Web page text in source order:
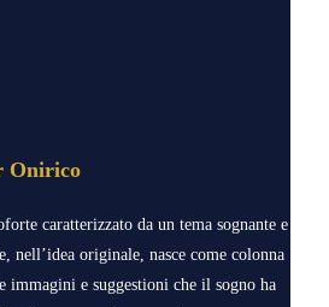
Onirico
caratterizzato da un tema sognante e
nell’idea originale, nasce come colonna
immagini e suggestioni che il sogno ha